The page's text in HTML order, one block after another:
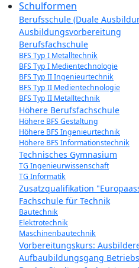
Schulformen
Berufsschule (Duale
Ausbildungsvorbereitung
Berufsfachschule
BFS Typ I Metalltechnik
BFS Typ I Medientechnologie
BFS Typ II Ingenieurtechnik
BFS Typ II Medientechnologie
BFS Typ II Metalltechnik
Höhere Berufsfachschule
Höhere BFS Gestaltung
Höhere BFS Ingenieurtechnik
Höhere BFS Informationstechnik
Technisches Gymnasium
TG Ingenieurwissenschaft
TG Informatik
Zusatzqualifikation
Fachschule für Technik
Bautechnik
Elektrotechnik
Maschinenbautechnik
Vorbereitungskurs:
Aufbaubildungsgang